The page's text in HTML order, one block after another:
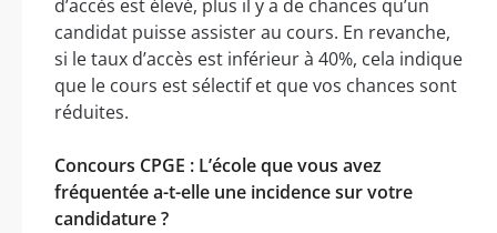
d’accès est élevé, plus il y a de chances qu’un
candidat puisse assister au cours. En revanche,
si le taux d’accès est inférieur à 40%, cela indique
que le cours est sélectif et que vos chances sont
réduites.
Concours CPGE : L’école que vous avez
fréquentée a-t-elle une incidence sur votre
candidature ?